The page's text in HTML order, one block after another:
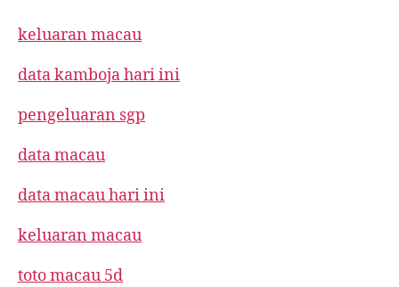
keluaran macau
data kamboja hari ini
pengeluaran sgp
data macau
data macau hari ini
keluaran macau
toto macau 5d